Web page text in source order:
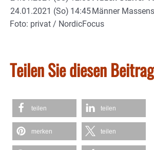
24.01.2021 (So) 14:45Männer
Foto: privat / NordicFocus
Teilen Sie diesen
teilen teilen
merken teilen